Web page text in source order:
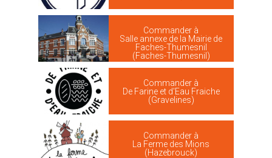
Commander à
Salle annexe de la Mairie de
Faches-Thumesnil
(Faches-Thumesnil)
Commander à
De Farine et d'Eau Fraiche
(Gravelines)
Commander à
La Ferme des Mions
(Hazebrouck)